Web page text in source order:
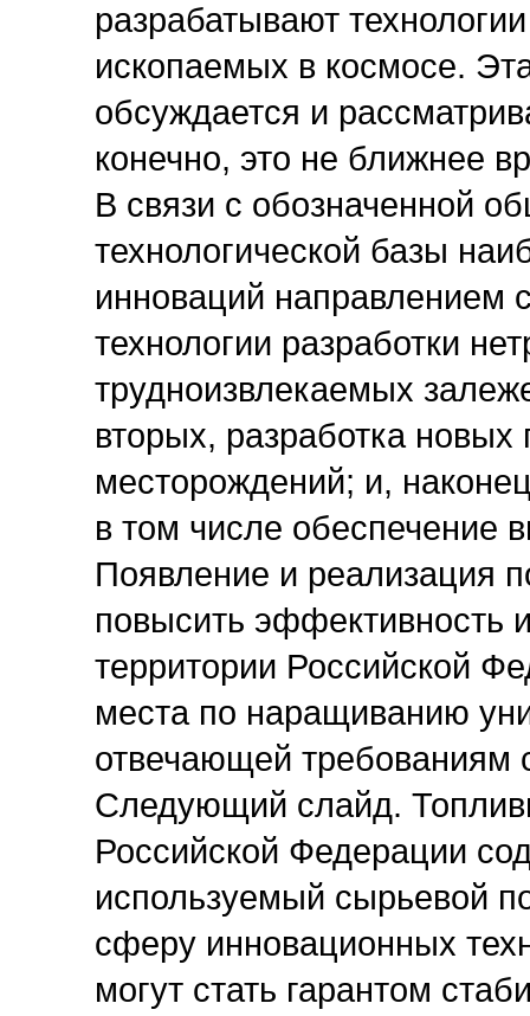
разрабатывают
ископаемых в космосе.
обсуждается и
конечно, это не ближнее
В связи с обозначенной
технологической базы
инноваций направлением
технологии разработки
трудноизвлекаемых
вторых, разработка новых
месторождений; и,
в том числе обеспечение
Появление и реализация
повысить эффективность
территории Российской
места по наращиванию
отвечающей требованиям
Следующий слайд.
Российской Федерации
используемый сырьевой
сферу инновационных
могут стать гарантом